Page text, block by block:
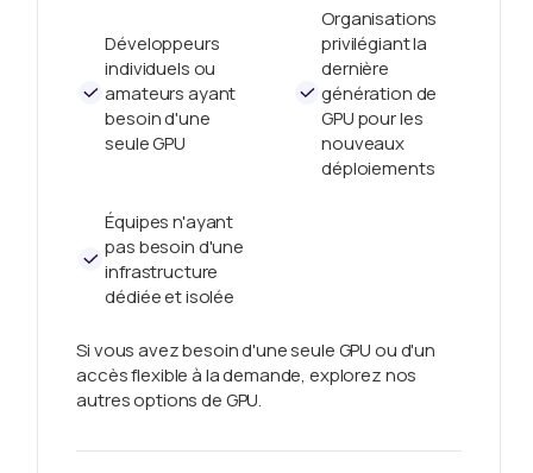
Développeurs
individuels ou
amateurs ayant
besoin d'une
seule GPU
Organisations
privilégiant la
dernière
génération de
GPU pour les
nouveaux
déploiements
Équipes n'ayant
pas besoin d'une
infrastructure
dédiée et isolée
Si vous avez besoin d'une seule GPU ou d'un
accès flexible à la demande, explorez nos
autres options de GPU.